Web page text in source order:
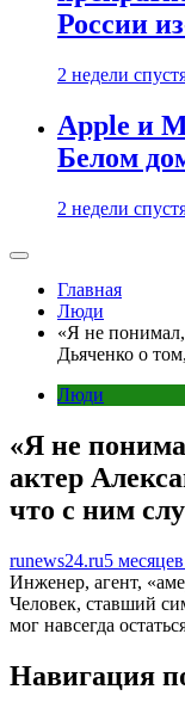
России
2 недели
Apple и
Белом
2 недели
Главная
Люди
«Я не
Дьяченко о
Люди
«Я не
актер
что с ним
runews24.ru5
Инженер, агент,
Человек, ставший
мог навсегда
Навигация